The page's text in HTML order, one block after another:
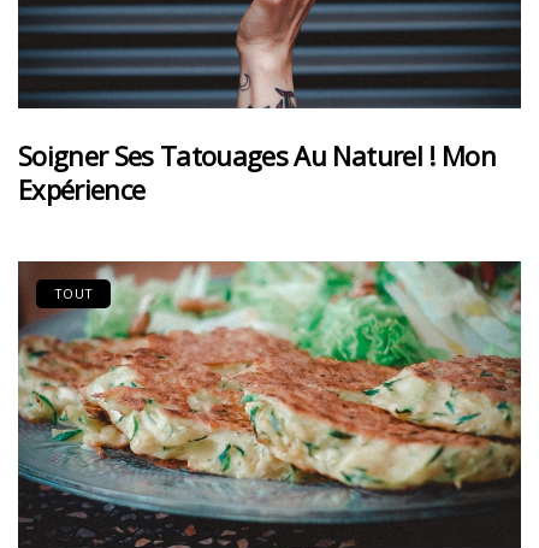
Soigner Ses Tatouages Au Naturel ! Mon
Expérience
TOUT